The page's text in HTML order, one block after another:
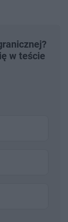
w teście